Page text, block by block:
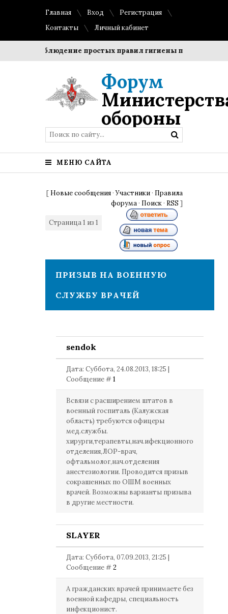
Главная Вход
Регистрация
Контакты
Личный кабинет
Соблюдение простых правил гигиены помогает
Форум
обороны
МЕНЮ САЙТА
[ Новые сообщения ·Участники · Правила
форума · Поиск · RSS ]
Страница1 из 1
ПРИЗЫВ НА ВОЕННУЮ
СЛУЖБУ ВРАЧЕЙ
sendok
Дата: Суббота, 24.08.2013, 18:25 |
Сообщение #1
Всвязи с расширением штатов в
военный госпиталь (Калужская
область) требуются офицеры
мед.службы.
хирурги,терапевты,нач.ифекционного
отделения,ЛОР-врач,
офтальмолог,нач.отделения
анестезиологии. Проводится призыв
сокрашенных по ОШМ военных
врачей. Возможны варианты призыва
в другие местности.
SLAYER
Дата: Суббота, 07.09.2013, 21:25 |
Сообщение #2
А гражданских врачей принимаете без
военной кафедры, специальность
инфекционист.